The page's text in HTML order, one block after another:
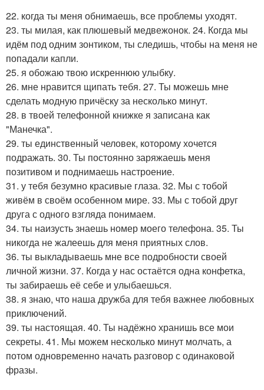
22. когда ты меня обнимаешь, все проблемы уходят.
23. ты милая, как плюшевый медвежонок. 24. Когда мы
идём под одним зонтиком, ты следишь, чтобы на меня не
попадали капли.
25. я обожаю твою искреннюю улыбку.
26. мне нравится щипать тебя. 27. Ты можешь мне
сделать модную причёску за несколько минут.
28. в твоей телефонной книжке я записана как
"Манечка".
29. ты единственный человек, которому хочется
подражать. 30. Ты постоянно заряжаешь меня
позитивом и поднимаешь настроение.
31. у тебя безумно красивые глаза. 32. Мы с тобой
живём в своём особенном мире. 33. Мы с тобой друг
друга с одного взгляда понимаем.
34. ты наизусть знаешь номер моего телефона. 35. Ты
никогда не жалеешь для меня приятных слов.
36. ты выкладываешь мне все подробности своей
личной жизни. 37. Когда у нас остаётся одна конфетка,
ты забираешь её себе и улыбаешься.
38. я знаю, что наша дружба для тебя важнее любовных
приключений.
39. ты настоящая. 40. Ты надёжно хранишь все мои
секреты. 41. Мы можем несколько минут молчать, а
потом одновременно начать разговор с одинаковой
фразы.